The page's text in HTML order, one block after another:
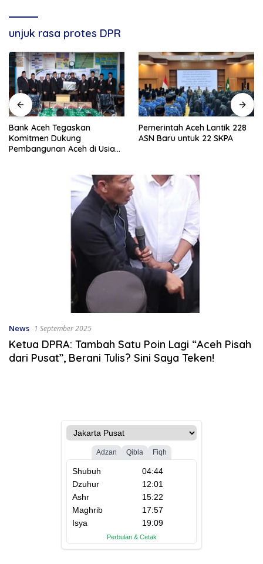
unjuk rasa protes DPR
Bank Aceh Tegaskan
Komitmen Dukung
Pembangunan Aceh di Usia
Pemerintah Aceh Lantik 228
ASN Baru untuk 22 SKPA
News 1 September 2025
Ketua DPRA: Tambah Satu Poin Lagi “Aceh Pisah
dari Pusat”, Berani Tulis? Sini Saya Teken!